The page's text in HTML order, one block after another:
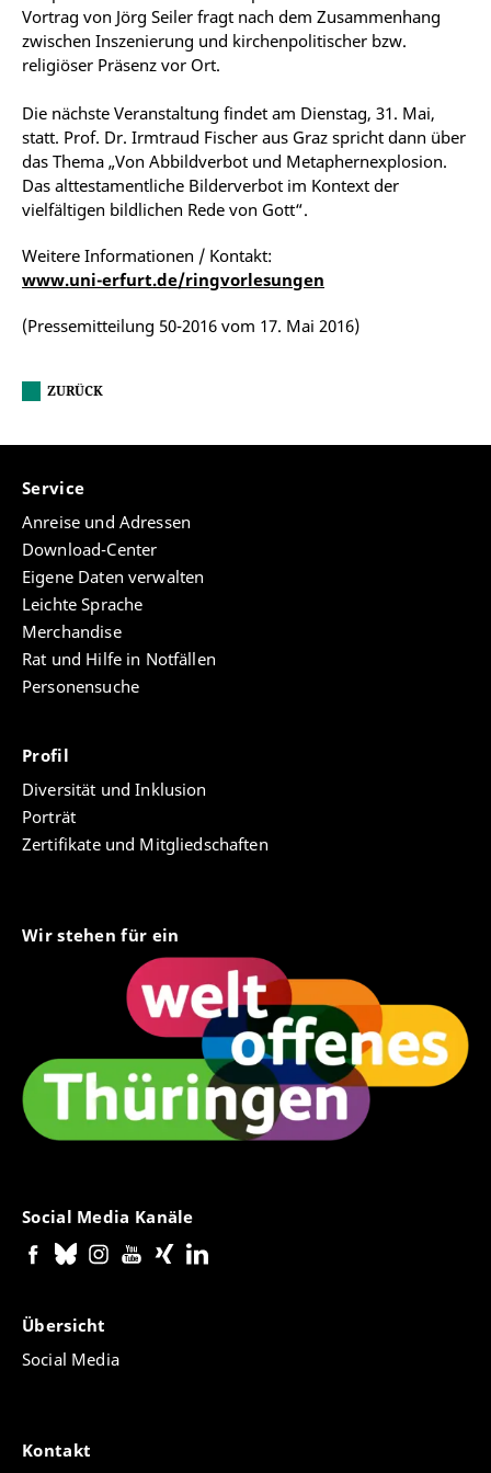
Vortrag von Jörg Seiler fragt nach dem Zusammenhang
zwischen Inszenierung und kirchenpolitischer bzw.
religiöser Präsenz vor Ort.
Die nächste Veranstaltung findet am Dienstag, 31. Mai,
statt. Prof. Dr. Irmtraud Fischer aus Graz spricht dann über
das Thema „Von Abbildverbot und Metaphernexplosion.
Das alttestamentliche Bilderverbot im Kontext der
vielfältigen bildlichen Rede von Gott“.
Weitere Informationen / Kontakt:
www.uni-erfurt.de/ringvorlesungen
(Pressemitteilung 50-2016 vom 17. Mai 2016)
ZURÜCK
Service
Anreise und Adressen
Download-Center
Eigene Daten verwalten
Leichte Sprache
Merchandise
Rat und Hilfe in Notfällen
Personensuche
Profil
Diversität und Inklusion
Porträt
Zertifikate und Mitgliedschaften
Wir stehen für ein
Social Media Kanäle
Übersicht
Social Media
Kontakt